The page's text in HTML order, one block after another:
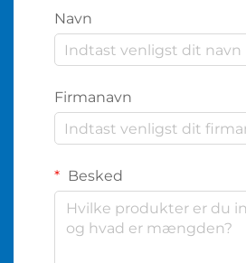
Navn
Firmanavn
Besked